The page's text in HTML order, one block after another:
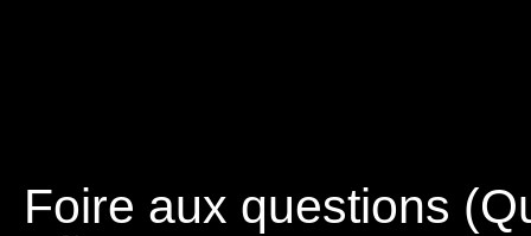
Foire aux questions